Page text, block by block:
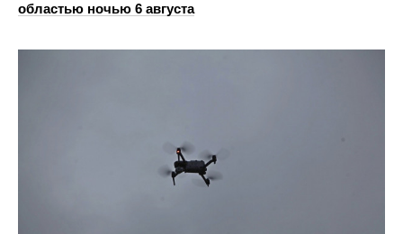
областью ночью 6 августа